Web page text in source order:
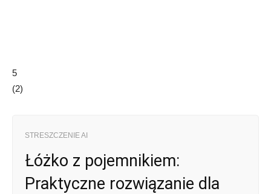
5
(2)
STRESZCZENIE AI
Łóżko z pojemnikiem:
Praktyczne rozwiązanie dla